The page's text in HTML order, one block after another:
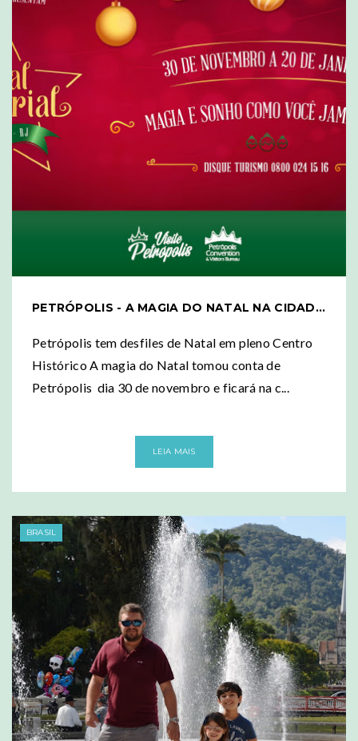
PETRÓPOLIS - A MAGIA DO NATAL NA CIDADE IMPERIAL
Petrópolis tem desfiles de Natal em pleno Centro
Histórico A magia do Natal tomou conta de
Petrópolis dia 30 de novembro e ficará na c...
LEIA MAIS
BRASIL